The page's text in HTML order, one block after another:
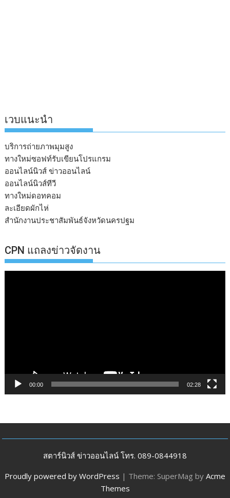
เวบแนะนำ
บริการถ่ายภาพมุมสูง
ทางใหม่ซอฟท์รับเขียนโปรแกรม
ออนไลน์นิวส์ ข่าวออนไลน์
ออนไลน์นิวส์ทีวี
ทางใหม่ดอทคอม
ละเอียดผักไห่
สำนักงานประชาสัมพันธ์จังหวัดนครปฐม
CPN แถลงข่าวจัดงาน
00:00 02:28
สตาร์นิวส์ ข่าวออนไลน์ โทร. 089-0844918
Proudly powered by WordPress | Theme: SuperMag by Acme
Themes